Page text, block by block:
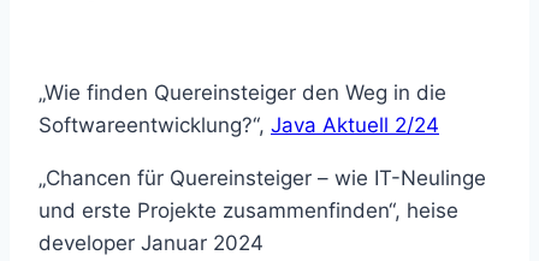
„Wie finden Quereinsteiger den Weg in die
Softwareentwicklung?“, Java Aktuell 2/24
„Chancen für Quereinsteiger – wie IT-Neulinge
und erste Projekte zusammenfinden“, heise
developer Januar 2024